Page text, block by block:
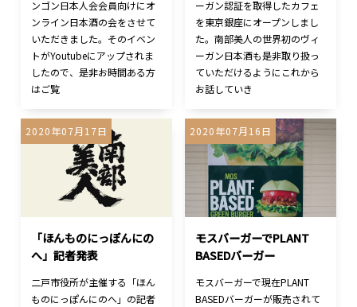
ンゴン日本人会会員向けにオ
ンライン日本酒の会をさせて
いただきました。そのイベン
トがYoutubeにアップされま
したので、是非お時間ある方
はご覧
ーガン認証を取得したカフェ
を東京銀座にオープンしまし
た。南部美人の世界初のヴィ
ーガン日本酒も是非取り扱っ
ていただけるようにこれから
お話していき
2020年07月17日
「ほんものにっぽんにの
へ」記者発表
二戸市役所が主催する「ほん
ものにっぽんにのへ」の記者
2020年07月16日
モスバーガーでPLANT
BASEDバーガー
モスバーガーで現在PLANT
BASEDバーガーが販売されて